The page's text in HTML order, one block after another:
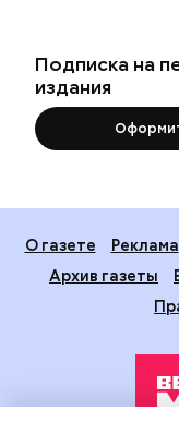
Подписка на
издания
О газете Реклама
Архив газеты